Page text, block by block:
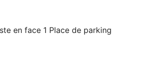
en face 1 Place de parking